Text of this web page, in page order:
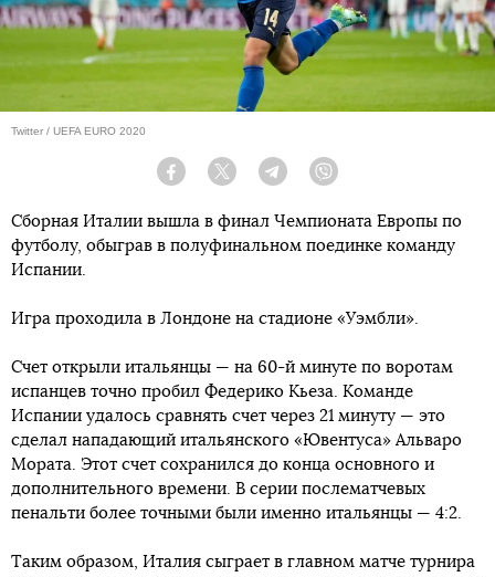
Twitter / UEFA EURO 2020
Facebook Twitter Telegram
Сборная Италии вышла в финал Чемпионата Европы по
футболу, обыграв в полуфинальном поединке команду
Испании.
Игра проходила в Лондоне на стадионе «Уэмбли».
Счет открыли итальянцы — на 60-й минуте по воротам
испанцев точно пробил Федерико Кьеза. Команде
Испании удалось сравнять счет через 21 минуту — это
сделал нападающий итальянского «Ювентуса» Альваро
Мората. Этот счет сохранился до конца основного и
дополнительного времени. В серии послематчевых
пенальти более точными были именно итальянцы — 4:2.
Таким образом, Италия сыграет в главном матче турнира